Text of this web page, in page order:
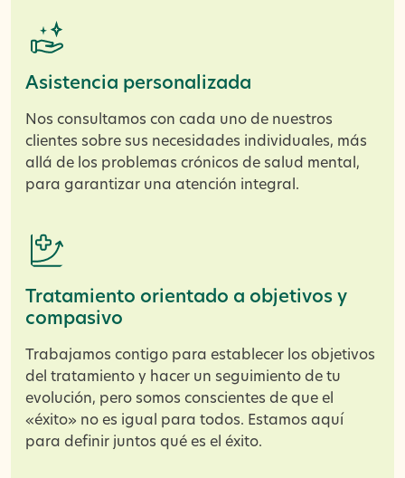
Asistencia personalizada
Nos consultamos con cada uno de nuestros
clientes sobre sus necesidades individuales, más
allá de los problemas crónicos de salud mental,
para garantizar una atención integral.
Tratamiento orientado a objetivos y
compasivo
Trabajamos contigo para establecer los objetivos
del tratamiento y hacer un seguimiento de tu
evolución, pero somos conscientes de que el
«éxito» no es igual para todos. Estamos aquí
para definir juntos qué es el éxito.